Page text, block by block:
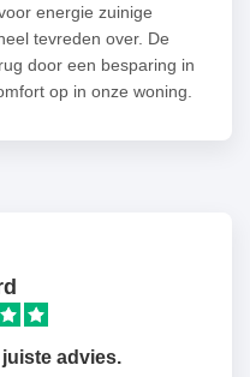
energie zuinige
tevreden over. De
door een besparing in
op in onze woning.
advies.